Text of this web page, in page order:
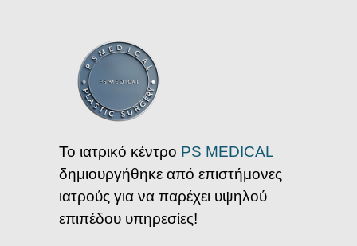
Το ιατρικό κέντρο PS MEDICAL
δημιουργήθηκε από επιστήμονες
ιατρούς για να παρέχει υψηλού
επιπέδου υπηρεσίες!